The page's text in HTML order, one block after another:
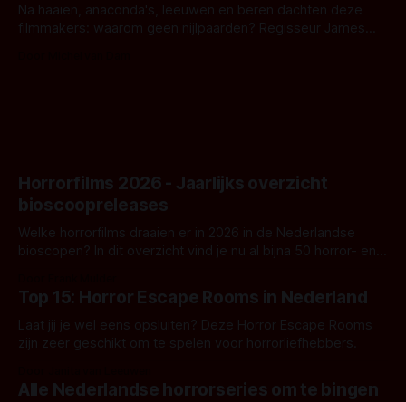
Na haaien, anaconda's, leeuwen en beren dachten deze
filmmakers: waarom geen nijlpaarden? Regisseur James
Horrorfilms 2026 - Jaarlijks overzicht
bioscoopreleases
Welke horrorfilms draaien er in 2026 in de Nederlandse
bioscopen? In dit overzicht vind je nu al bijna 50 horror- en
Top 15: Horror Escape Rooms in Nederland
Laat jij je wel eens opsluiten? Deze Horror Escape Rooms
zijn zeer geschikt om te spelen voor horrorliefhebbers.
Alle Nederlandse horrorseries om te bingen